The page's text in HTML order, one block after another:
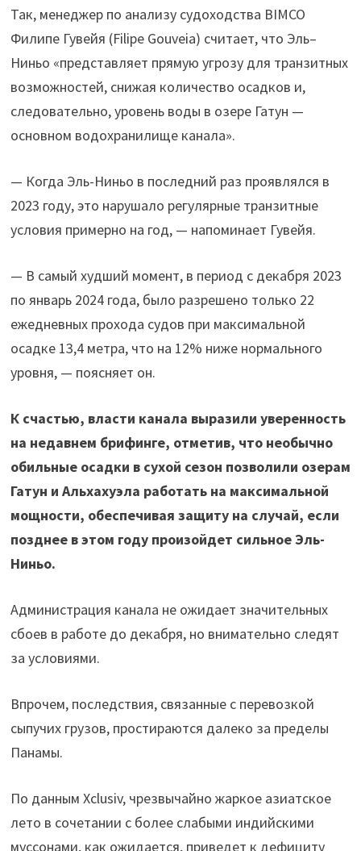
Так, менеджер по анализу судоходства BIMCO
Филипе Гувейя (Filipe Gouveia) считает, что Эль–
Ниньо «представляет прямую угрозу для транзитных
возможностей, снижая количество осадков и,
следовательно, уровень воды в озере Гатун —
основном водохранилище канала».
— Когда Эль-Ниньо в последний раз проявлялся в
2023 году, это нарушало регулярные транзитные
условия примерно на год, — напоминает Гувейя.
— В самый худший момент, в период с декабря 2023
по январь 2024 года, было разрешено только 22
ежедневных прохода судов при максимальной
осадке 13,4 метра, что на 12% ниже нормального
уровня, — поясняет он.
К счастью, власти канала выразили уверенность
на недавнем брифинге, отметив, что необычно
обильные осадки в сухой сезон позволили озерам
Гатун и Альхахуэла работать на максимальной
мощности, обеспечивая защиту на случай, если
позднее в этом году произойдет сильное Эль-
Ниньо.
Администрация канала не ожидает значительных
сбоев в работе до декабря, но внимательно следят
за условиями.
Впрочем, последствия, связанные с перевозкой
сыпучих грузов, простираются далеко за пределы
Панамы.
По данным Xclusiv, чрезвычайно жаркое азиатское
лето в сочетании с более слабыми индийскими
муссонами, как ожидается, приведет к дефициту